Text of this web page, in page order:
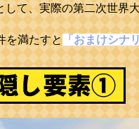
して、実際の第二次世界
を満たすと 「おまけシナ